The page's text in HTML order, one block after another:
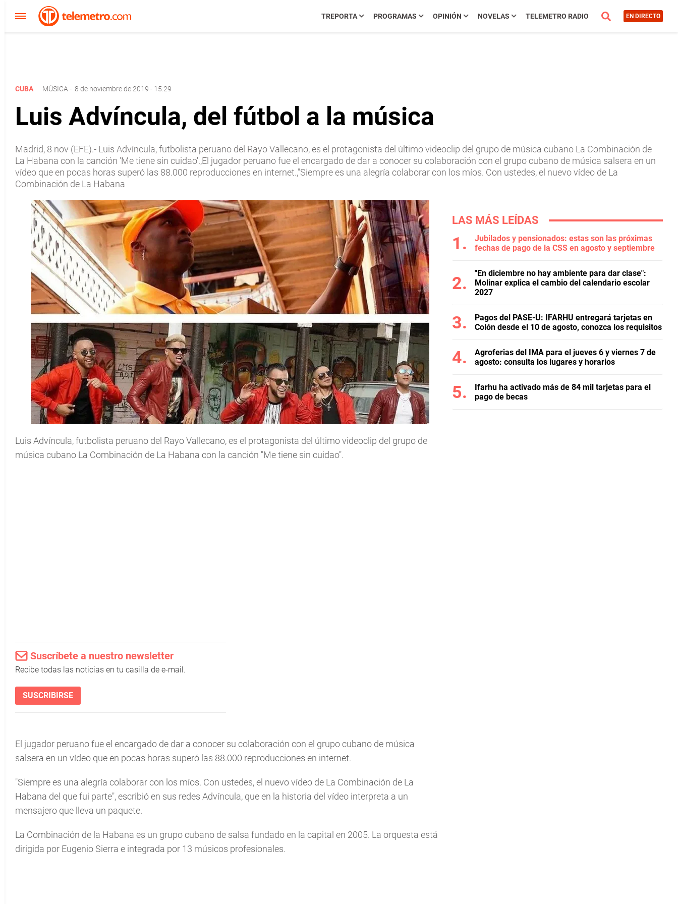
TREPORTA PROGRAMAS OPINIÓN NOVELAS TELEMETRO RADIO EN DIRECTO
CUBA MÚSICA - 8 de noviembre de 2019 - 15:29
Luis Advíncula, del fútbol a la música
Madrid, 8 nov (EFE).- Luis Advíncula, futbolista peruano del Rayo Vallecano, es el protagonista del último videoclip del grupo de música cubano La Combinación de
La Habana con la canción 'Me tiene sin cuidao'.,El jugador peruano fue el encargado de dar a conocer su colaboración con el grupo cubano de música salsera en un
vídeo que en pocas horas superó las 88.000 reproducciones en internet.,"Siempre es una alegría colaborar con los míos. Con ustedes, el nuevo vídeo de La
Combinación de La Habana
Luis Advíncula, futbolista peruano del Rayo Vallecano, es el protagonista del último videoclip del grupo de
música cubano La Combinación de La Habana con la canción "Me tiene sin cuidao".
Suscríbete a nuestro newsletter
Recibe todas las noticias en tu casilla de e-mail.
SUSCRIBIRSE
El jugador peruano fue el encargado de dar a conocer su colaboración con el grupo cubano de música
salsera en un vídeo que en pocas horas superó las 88.000 reproducciones en internet.
"Siempre es una alegría colaborar con los míos. Con ustedes, el nuevo vídeo de La Combinación de La
Habana del que fui parte", escribió en sus redes Advíncula, que en la historia del vídeo interpreta a un
mensajero que lleva un paquete.
La Combinación de la Habana es un grupo cubano de salsa fundado en la capital en 2005. La orquesta está
dirigida por Eugenio Sierra e integrada por 13 músicos profesionales.
LAS MÁS LEÍDAS
Jubilados y pensionados: estas son las próximas
fechas de pago de la CSS en agosto y septiembre
"En diciembre no hay ambiente para dar clase":
Molinar explica el cambio del calendario escolar
2027
Pagos del PASE-U: IFARHU entregará tarjetas en
Colón desde el 10 de agosto, conozca los requisitos
Agroferias del IMA para el jueves 6 y viernes 7 de
agosto: consulta los lugares y horarios
Ifarhu ha activado más de 84 mil tarjetas para el
pago de becas